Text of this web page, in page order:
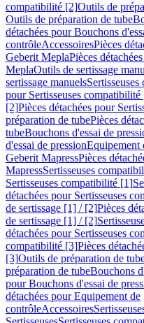
compatibilité [2]Outils de
Outils de préparation de tube
détachées pour Bouchons
contrôleAccessoiresPièces
Geberit MeplaPièces
MeplaOutils de sertissage
sertissage manuels
pour Sertisseuses
[2]Pièces détachées pour
préparation de tubePièces
tubeBouchons d'essai de
d'essai de pressionEquipement
Geberit MapressPièces
MapressSertisseuses
Sertisseuses compatibilité [1]
détachées pour Sertisseuses
de sertissage [1] / [2]Pièces
de sertissage [1] / [2]
détachées pour Sertisseuses
compatibilité [3]Pièces
[3]Outils de préparation de
préparation de tubeBouchons
pour Bouchons d'essai de
détachées pour Equipement de
contrôleAccessoires